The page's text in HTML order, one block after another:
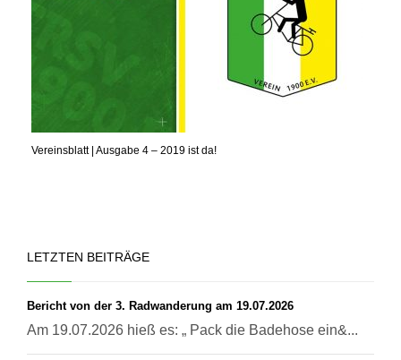
Vereinsblatt | Ausgabe 4 – 2019 ist da!
LETZTEN BEITRÄGE
Bericht von der 3. Radwanderung am 19.07.2026
Am 19.07.2026 hieß es: „ Pack die Badehose ein&...